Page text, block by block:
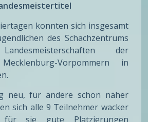
konnten sich insgesamt
des Schachzentrums
der
Vorpommern in
neu, für andere schon näher
sich alle 9 Teilnehmer wacker
sie gute Platzierungen